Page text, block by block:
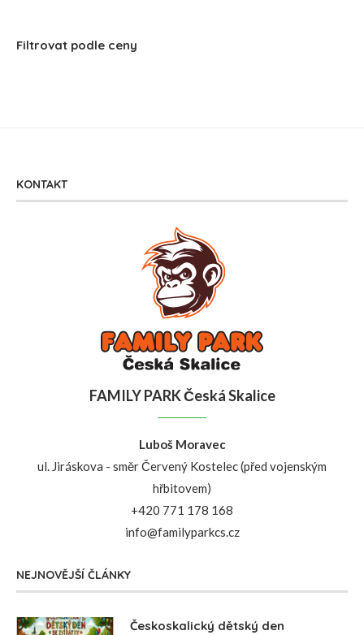
Filtrovat podle ceny
KONTAKT
FAMILY PARK Česká Skalice
Luboš Moravec
ul. Jiráskova - směr Červený Kostelec (před vojenským
hřbitovem)
+420 771 178 168
info@familyparkcs.cz
NEJNOVĚJŠÍ ČLÁNKY
Českoskalický dětský den